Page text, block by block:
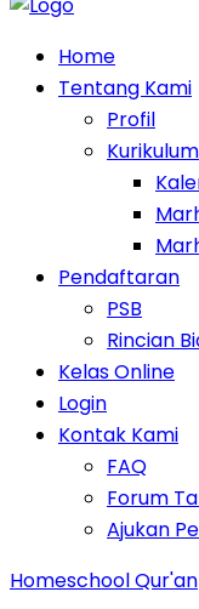
Home
Tentang Kami
Profil
Kurikulum
Pendaftaran
PSB
Rincian
Kelas Online
Login
Kontak Kami
FAQ
Forum
Ajukan
Homeschool Qur'an